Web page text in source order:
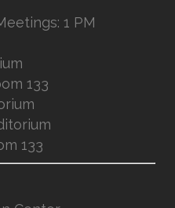
1 PM
133
133